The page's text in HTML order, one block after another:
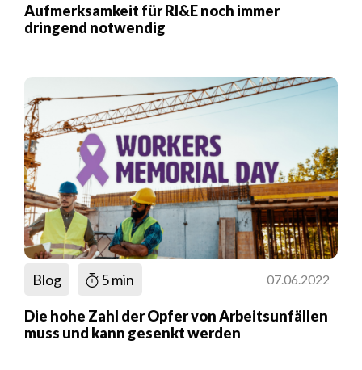
Aufmerksamkeit für RI&E noch immer
dringend notwendig
Blog 5 min 07.06.2022
Die hohe Zahl der Opfer von Arbeitsunfällen
muss und kann gesenkt werden